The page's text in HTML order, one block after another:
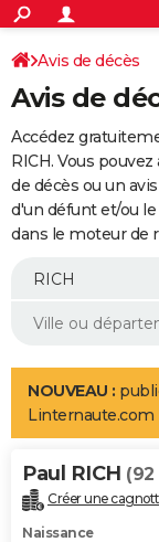
ACTUALITÉS
Politique
Société
Faits Divers
Education
Monde
Villes
+
SPORT
Coupe du monde
Football
Tennis
Cyclisme
Rugby
Forum
Programme TV
TNT
Streaming
Cinéma
Sorties cinéma
Musique
+
FINANCE
Retraite
Impôts
Epargne
Immobilier
Risques naturels par
Banque
Assurance
Crédit
AUTO
Essais
Réserver un essai
Citadines
Berlines
SUV
Forum auto
+
Mobiles
Meilleur smartphone
Internet
Ordinateurs
Jeux vidéo
Guide high-tech
Aménagement
LIFESTYLE
Art de vivre
Bien-être
Loisirs
Mode
Modes de vie
Alimentation
Guide de la santé
Maladies
Médicaments
Sommeil
VOYAGE
Destinations
City break
Voyage nature
Voyage de noces
Forum
Climat
+PHOTO
Avis de décès
Avis de
Accédez
RICH. Vous
de décès ou un
d'un défunt et/ou
dans le moteur de
NOUVEAU :
Linternaute.com
Paul RICH (92
Créer une
Naissance